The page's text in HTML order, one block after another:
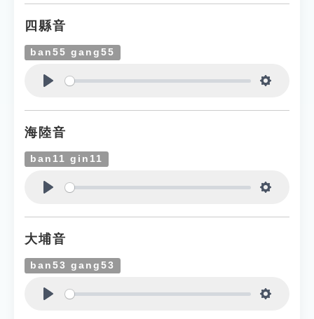
四縣音
ban55 gang55
海陸音
ban11 gin11
大埔音
ban53 gang53